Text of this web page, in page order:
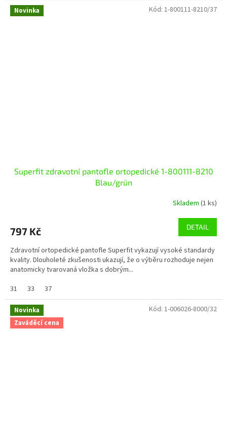
Novinka
Superfit zdravotní pantofle ortopedické 1-800111-8210
Blau/grün
Skladem (1 ks)
797 Kč DETAIL
Zdravotní ortopedické pantofle Superfit vykazují vysoké standardy
kvality. Dlouholeté zkušenosti ukazují, že o výběru rozhoduje nejen
anatomicky tvarovaná vložka s dobrým...
31
33 37
Kód: 1-800111-8210/37
Novinka
Zaváděcí cena
Kód: 1-006026-8000/32